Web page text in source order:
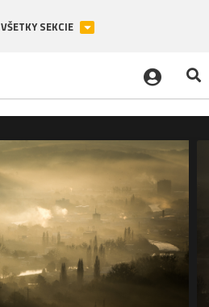
VŠETKY SEKCIE